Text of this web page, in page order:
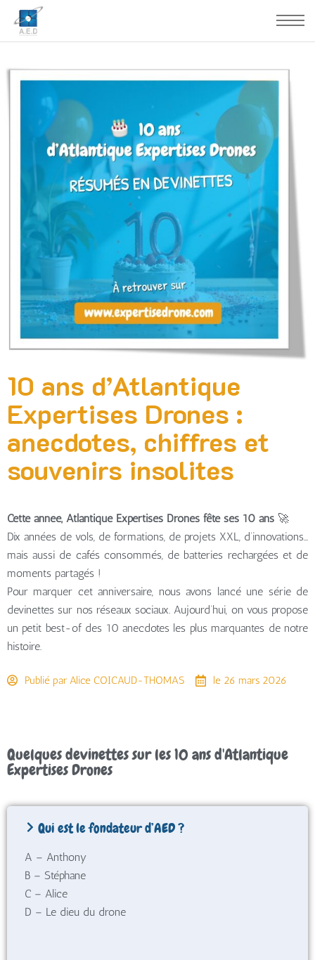
10 ans d’Atlantique
Expertises Drones :
anecdotes, chiffres et
souvenirs insolites
Cette année, Atlantique Expertises Drones fête ses 10 ans 🚀
Dix années de vols, de formations, de projets XXL, d’innovations…
mais aussi de cafés consommés, de batteries rechargées et de
moments partagés !
Pour marquer cet anniversaire, nous avons lancé une série de
devinettes sur nos réseaux sociaux. Aujourd’hui, on vous propose
un petit best-of des 10 anecdotes les plus marquantes de notre
histoire.
Publié par Alice COICAUD-THOMAS le 26 mars 2026
Quelques devinettes sur les 10 ans d'Atlantique
Expertises Drones
Qui est le fondateur d’AED ?
A – Anthony
B – Stéphane
C – Alice
D – Le dieu du drone